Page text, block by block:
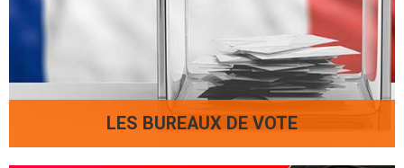
LES BUREAUX DE VOTE